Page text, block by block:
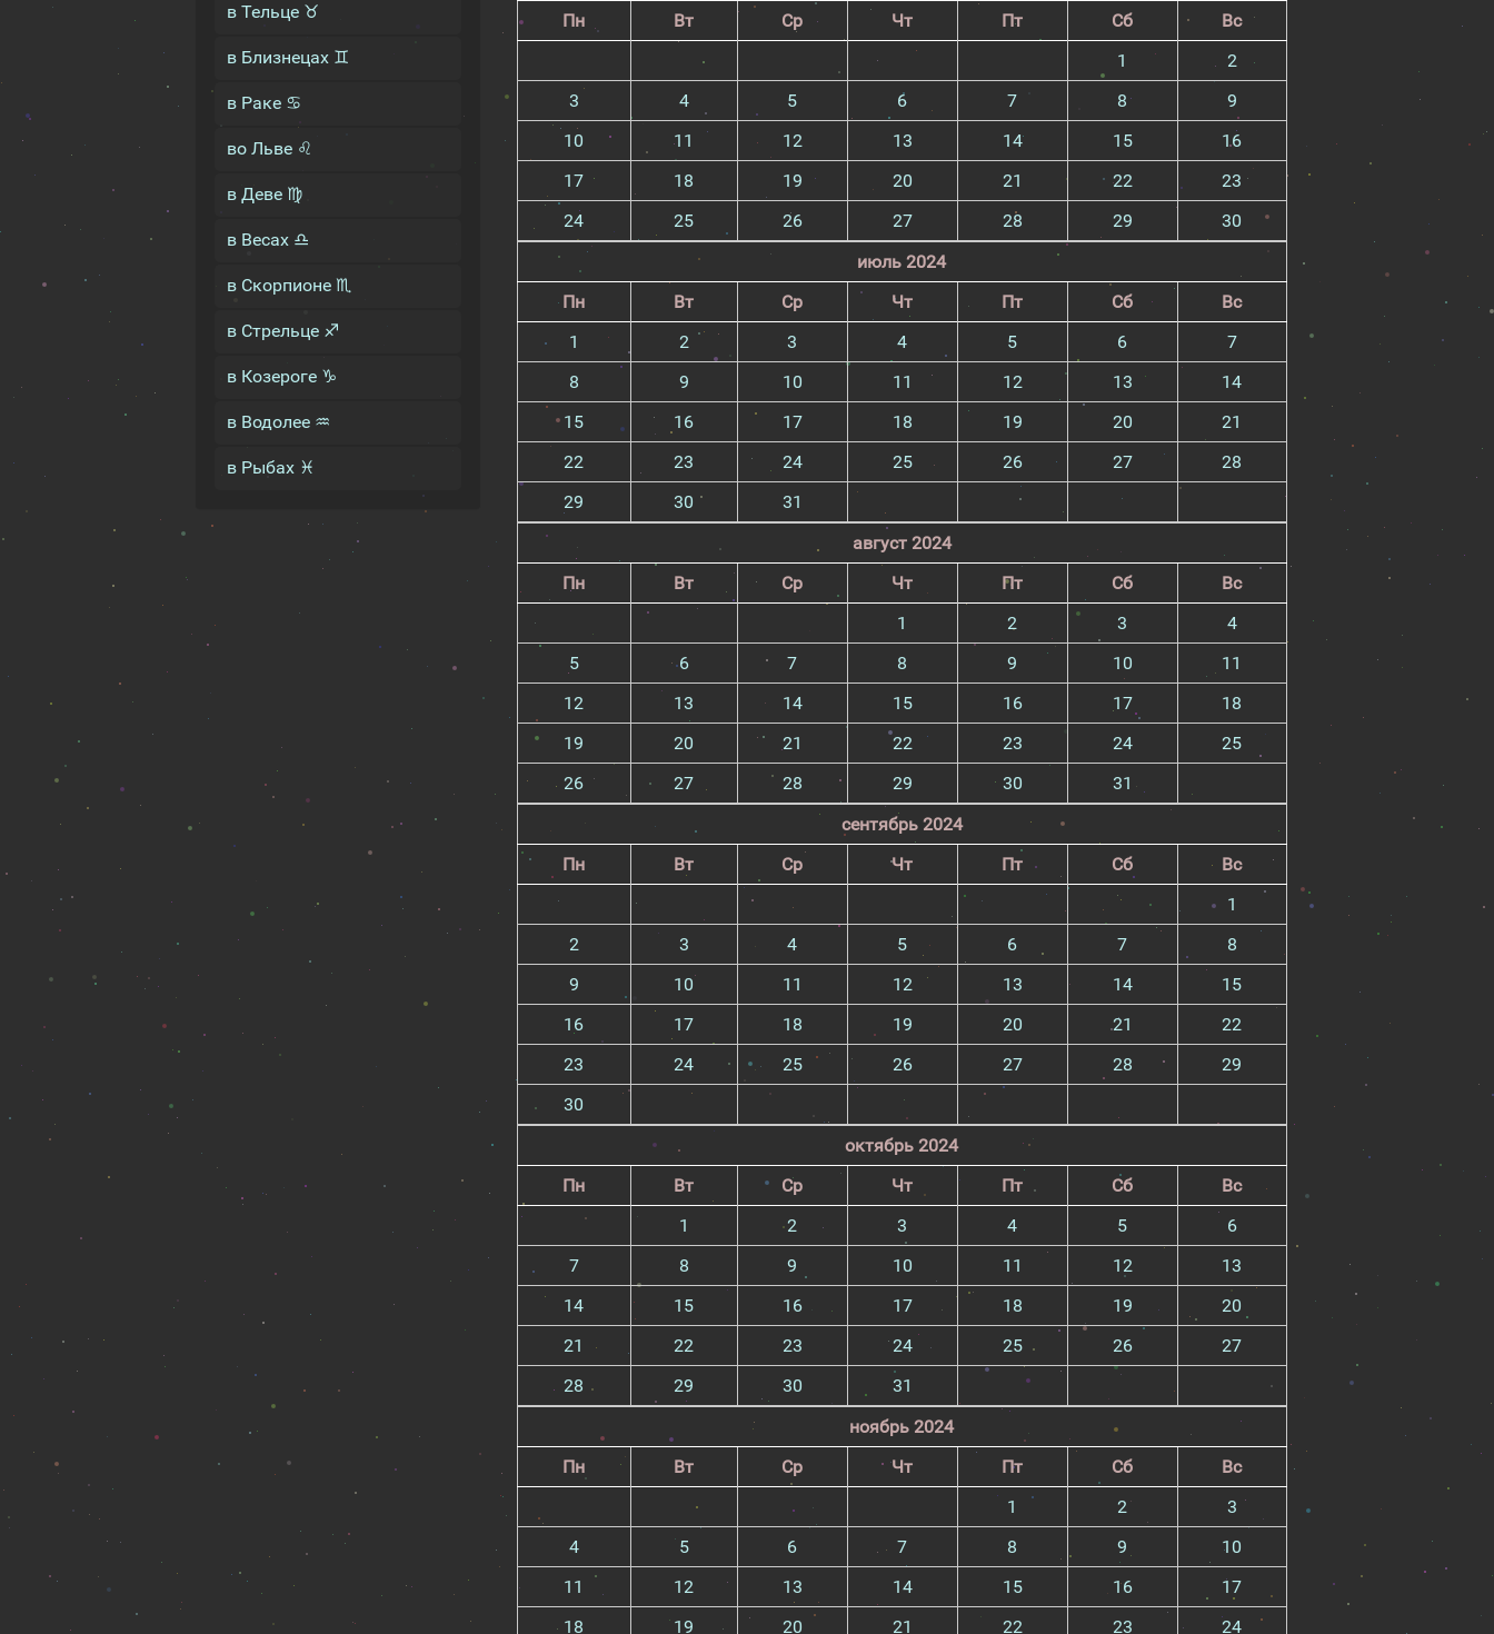
в Тельце ♉
в Близнецах ♊
в Раке ♋
во Льве ♌
в Деве ♍
в Весах ♎
в Скорпионе ♏
в Стрельце ♐
в Козероге ♑
в Водолее ♒
в Рыбах ♓
Пн
Вт Ср Чт Пт Сб
Вс
1
2
3
4 5 6 7 8
9
10
11 12 13 14 15
16
17
18 19 20 21 22
23
24
25 26 27 28 29
30
июль 2024
Пн
Вт Ср Чт Пт Сб
Вс
1
2 3 4 5 6
7
8
9 10 11 12 13
14
15
16 17 18 19 20
21
22
23 24 25 26 27
28
29
30
31
август 2024
Пн
Вт Ср Чт Пт Сб
Вс
1
2 3
4
5
6 7 8 9 10
11
12
13 14 15 16 17
18
19
20 21 22 23 24
25
26
27 28 29 30
31
сентябрь 2024
Пн
Вт Ср Чт Пт Сб
Вс
1
2
3 4 5 6 7
8
9
10 11 12 13 14
15
16
17 18 19 20 21
22
23
24 25 26 27 28
29
30
октябрь 2024
Пн
Вт Ср Чт Пт Сб
Вс
1
2 3 4 5
6
7
8 9 10 11 12
13
14
15 16 17 18 19
20
21
22 23 24 25 26
27
28
29 30
31
ноябрь 2024
Пн
Вт Ср Чт Пт Сб
Вс
1
2
3
4
5 6 7 8 9
10
11
12 13 14 15 16
17
18
19 20 21 22 23 24